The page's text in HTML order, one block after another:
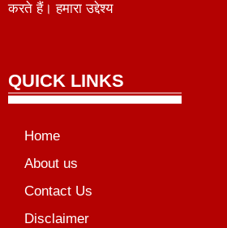
करते हैं। हमारा उद्देश्य
QUICK LINKS
Home
About us
Contact Us
Disclaimer